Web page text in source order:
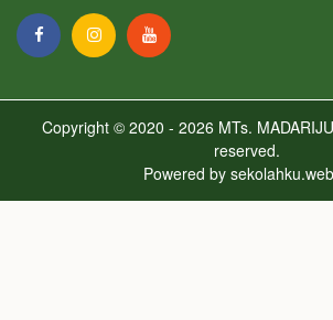
Copyright © 2020 - 2026 MTs.
reserved.
Powered by